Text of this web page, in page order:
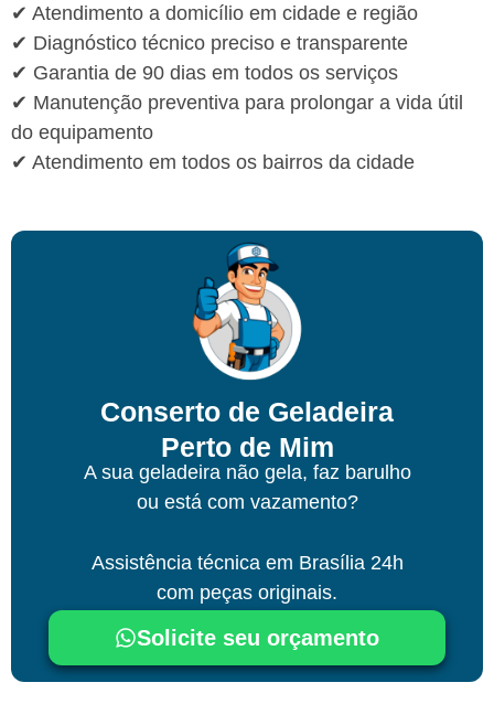
✔ Atendimento a domicílio em cidade e região
✔ Diagnóstico técnico preciso e transparente
✔ Garantia de 90 dias em todos os serviços
✔ Manutenção preventiva para prolongar a vida útil
do equipamento
✔ Atendimento em todos os bairros da cidade
Conserto de Geladeira
Perto de Mim
A sua geladeira não gela, faz barulho
ou está com vazamento?
Assistência técnica em Brasília24h
com peças originais.
Solicite seu orçamento